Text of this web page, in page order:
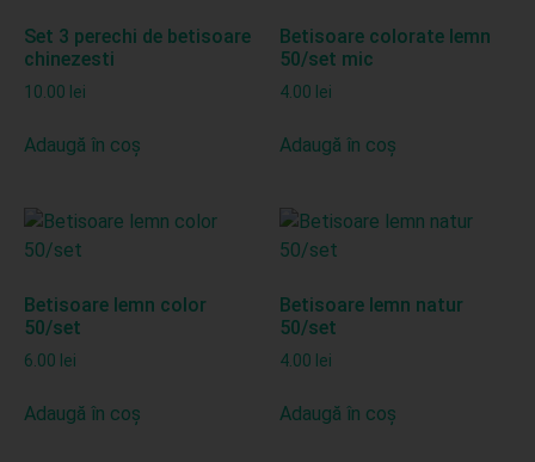
Set 3 perechi de betisoare
chinezesti
10.00 lei
Adaugă în coș
Betisoare colorate lemn
50/set mic
4.00 lei
Adaugă în coș
Betisoare lemn color
50/set
6.00 lei
Adaugă în coș
Betisoare lemn natur
50/set
4.00 lei
Adaugă în coș